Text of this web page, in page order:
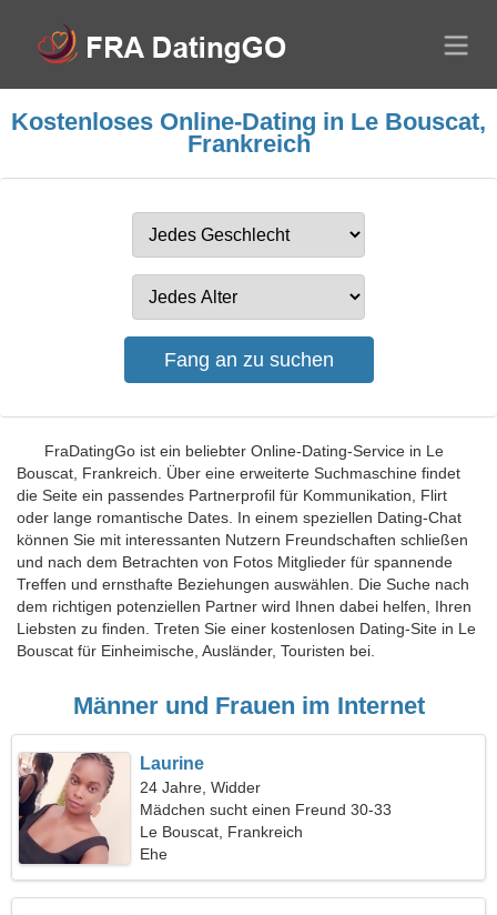
Kostenloses Online-Dating in Le Bouscat,
Frankreich
FraDatingGo ist ein beliebter Online-Dating-Service in Le
Bouscat, Frankreich. Über eine erweiterte Suchmaschine findet
die Seite ein passendes Partnerprofil für Kommunikation, Flirt
oder lange romantische Dates. In einem speziellen Dating-Chat
können Sie mit interessanten Nutzern Freundschaften schließen
und nach dem Betrachten von Fotos Mitglieder für spannende
Treffen und ernsthafte Beziehungen auswählen. Die Suche nach
dem richtigen potenziellen Partner wird Ihnen dabei helfen, Ihren
Liebsten zu finden. Treten Sie einer kostenlosen Dating-Site in Le
Bouscat für Einheimische, Ausländer, Touristen bei.
Männer und Frauen im Internet
Laurine
24 Jahre, Widder
Mädchen sucht einen Freund 30-33
Le Bouscat, Frankreich
Ehe